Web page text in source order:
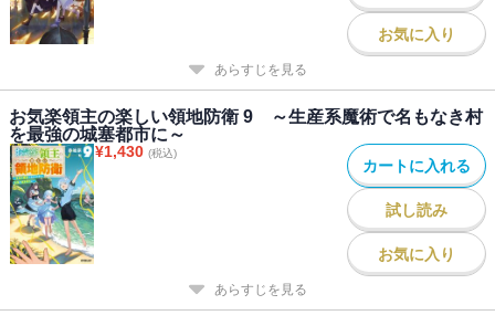
お気に入り
あらすじを見る
お気楽領主の楽しい領地防衛 9 ～生産系魔術で名もなき村
を最強の城塞都市に～
¥1,430 (税込)
カートに入れる
試し読み
お気に入り
あらすじを見る